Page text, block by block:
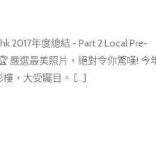
2017年度總結 - Part 2 Local Pre-
嚴選最美照片，絕對令你驚嘆! 今
，大受矚目。 [...]